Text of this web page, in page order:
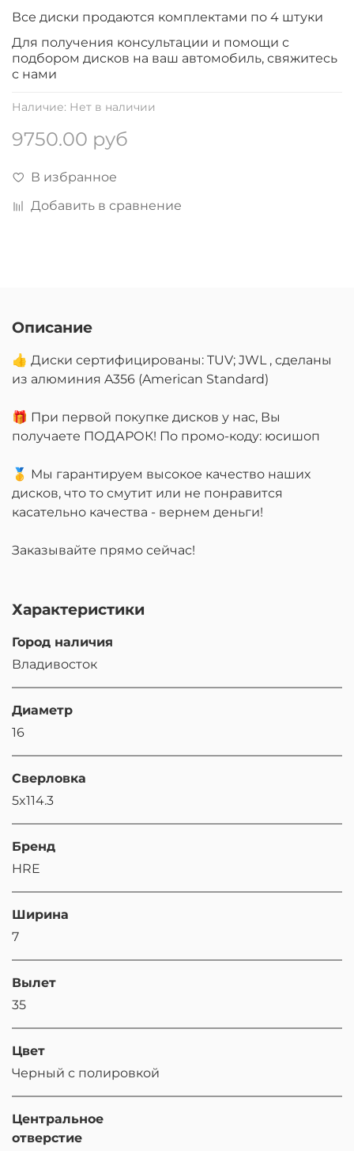
Наличие: Нет в наличии
9750.00 руб
В избранное
Добавить в сравнение
Все диски продаются комплектами по 4 штуки
Для получения консультации и помощи с
подбором дисков на ваш автомобиль, свяжитесь
с нами
Описание
👍 Диски сертифицированы: TUV; JWL , сделаны
из алюминия A356 (American Standard)
🎁 При первой покупке дисков у нас, Вы
получаете ПОДАРОК! По промо-коду: юсишоп
🥇 Мы гарантируем высокое качество наших
дисков, что то смутит или не понравится
касательно качества - вернем деньги!
Заказывайте прямо сейчас!
Характеристики
Город наличия
Владивосток
Диаметр
16
Сверловка
5x114.3
Бренд
HRE
Ширина
7
Вылет
35
Цвет
Черный с полировкой
Центральное
отверстие